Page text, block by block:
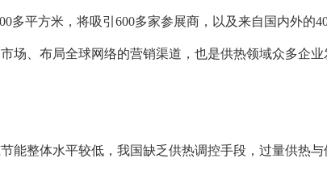
多平方米，将吸引600多家参展商，以及来自国内外的
场、布局全球网络的营销渠道，也是供热领域众多企
能整体水平较低，我国缺乏供热调控手段，过量供热